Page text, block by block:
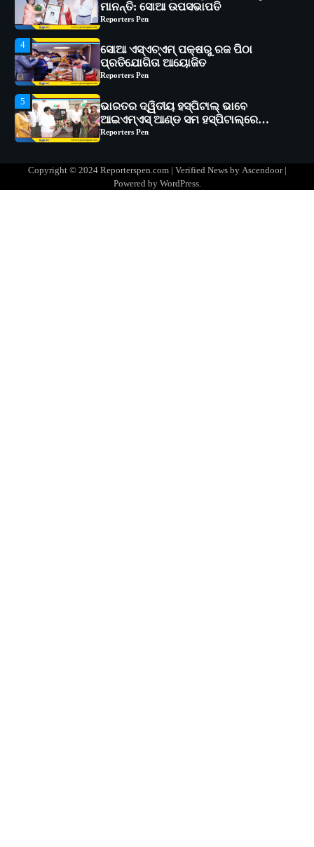
ପ୍ରତିଯୋଗିତା ଆୟୋଜିତ
Reporters Pen
5
ଭାରତର ଦ୍ୱିତୀୟ ହସ୍ପିଟାଲ୍ ଭାବେ
ଆଇଏମ୍‌ଏସ୍ ଆଣ୍ଡ ସମ ହସ୍ପିଟାଲ୍‌ରେ
ଅତ୍ୟାଧୁନିକ ଡିଜିସ୍କାନର ସ୍ଥାପନ
Reporters Pen
1
ସୋଆ ପକ୍ଷରୁ ରାୱେ କାର୍ଯ୍ୟକ୍ରମ ଅଧୀନରେ
୧୧ଟି ଗ୍ରାମରେ ୧୬ଟି କୃଷକ ପ୍ରଶିକ୍ଷଣ
କାର୍ଯ୍ୟକ୍ରମ ଆୟୋଜିତ
Reporters Pen
ସୋଆର ୨୦ତମ ପ୍ରତିଷ୍ଠା ଦିବସରେ
ବିଶ୍ୱବିଦ୍ୟାଳୟର ସଫଳତା, ଉତ୍କର୍ଷତା ଓ
ଅଗ୍ରଗତିର ସ୍ମୃତିଚାରଣ
Copyright © 2024 Reporterspen.com | Verified News by Ascendoor|
Powered by WordPress.